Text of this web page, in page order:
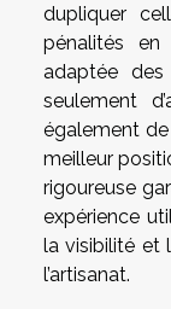
dupliquer
pénalités en
adaptée
seulement
également
meilleur
rigoureuse
expérience
la visibilité et
l’artisanat.